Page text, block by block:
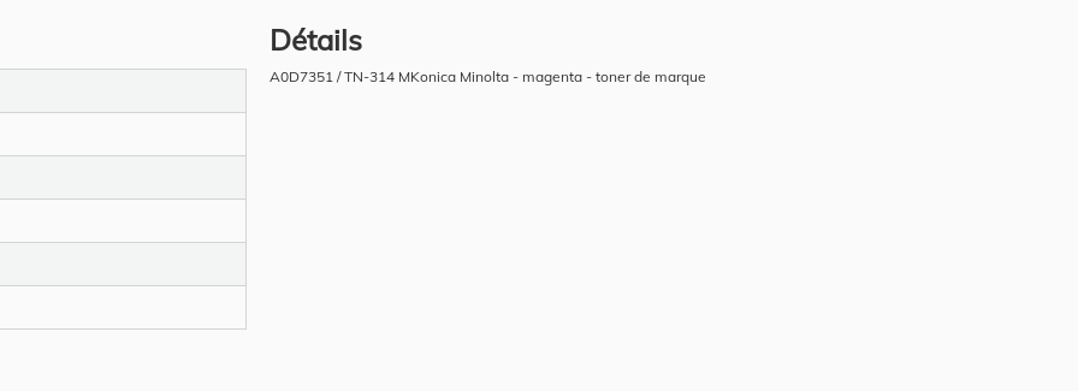
Détails
A0D7351 / TN-314 MKonica Minolta - magenta - toner de marque